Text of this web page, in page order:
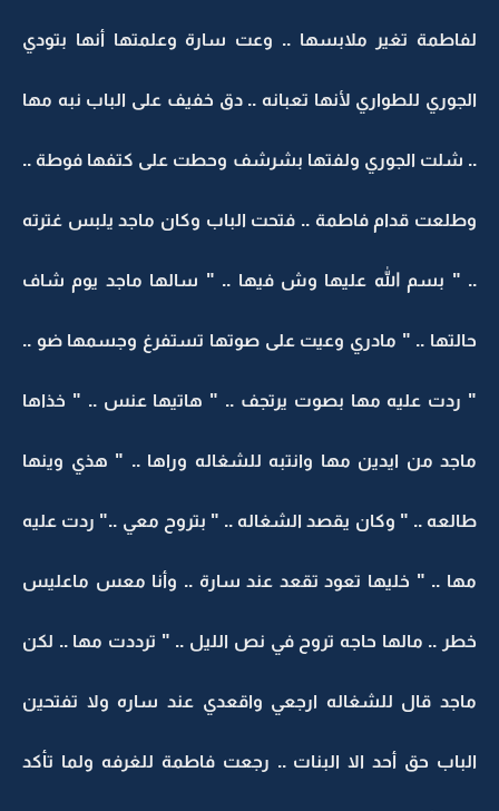
لفاطمة تغير ملابسها .. وعت سارة وعلمتها أنها بتودي
الجوري للطواري لأنها تعبانه .. دق خفيف على الباب نبه مها
.. شلت الجوري ولفتها بشرشف وحطت على كتفها فوطة ..
وطلعت قدام فاطمة .. فتحت الباب وكان ماجد يلبس غترته
.. " بسم الله عليها وش فيها .. " سالها ماجد يوم شاف
حالتها .. " مادري وعيت على صوتها تستفرغ وجسمها ضو ..
" ردت عليه مها بصوت يرتجف .. " هاتيها عنس .. " خذاها
ماجد من ايدين مها وانتبه للشغاله وراها .. " هذي وينها
طالعه .. " وكان يقصد الشغاله .. " بتروح معي .." ردت عليه
مها .. " خليها تعود تقعد عند سارة .. وأنا معس ماعليس
خطر .. مالها حاجه تروح في نص الليل .. " ترددت مها .. لكن
ماجد قال للشغاله ارجعي واقعدي عند ساره ولا تفتحين
الباب حق أحد الا البنات .. رجعت فاطمة للغرفه ولما تأكد